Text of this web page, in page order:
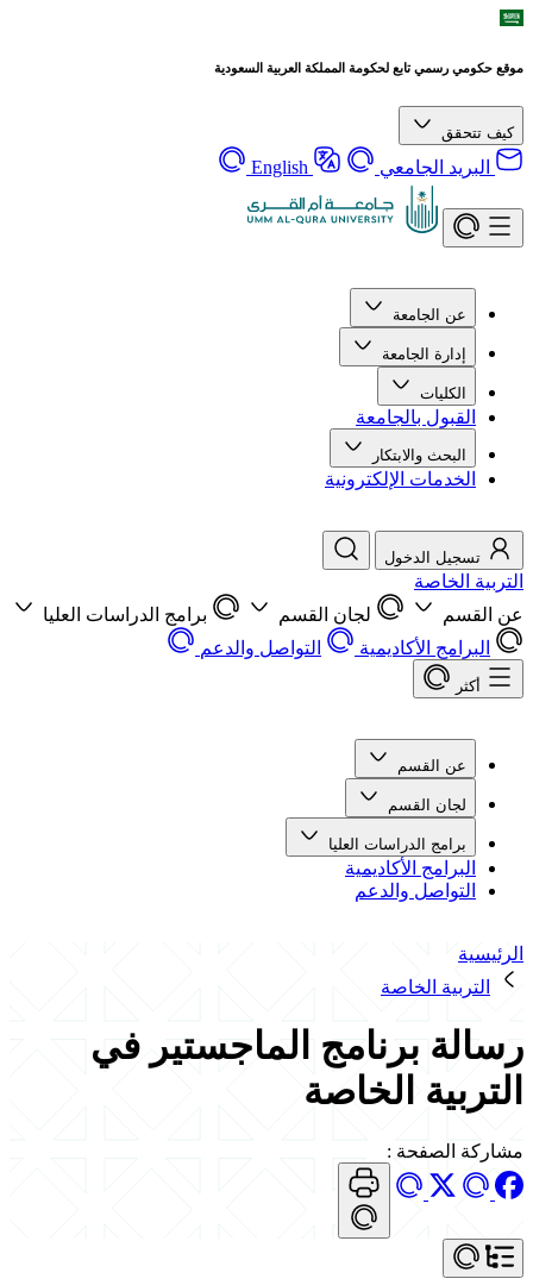
موقع حكومي رسمي تابع لحكومة المملكة العربية السعودية
كيف تتحقق
البريد الجامعي English
عن الجامعة
إدارة الجامعة
الكليات
القبول بالجامعة
البحث والابتكار
الخدمات الإلكترونية
تسجيل الدخول
التربية الخاصة
عن القسم
لجان القسم
برامج الدراسات العليا
البرامج الأكاديمية
التواصل والدعم
أكثر
عن القسم
لجان القسم
برامج الدراسات العليا
البرامج الأكاديمية
التواصل والدعم
الرئيسية
التربية الخاصة
رسالة برنامج الماجستير في
التربية الخاصة
مشاركة الصفحة :